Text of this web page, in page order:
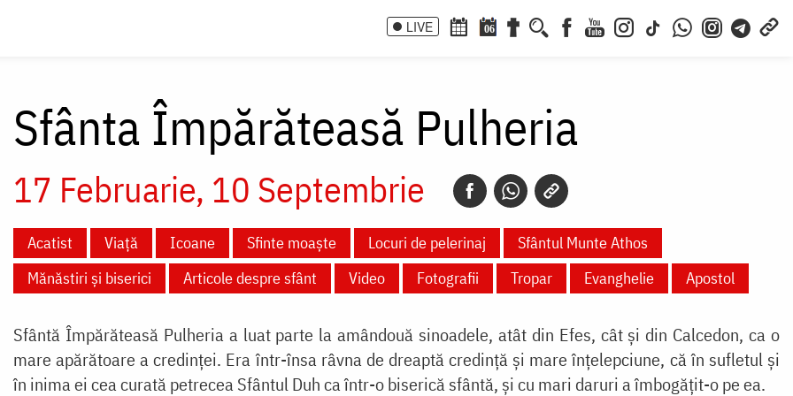
LIVE 06
Sfânta Împărăteasă Pulheria
17 Februarie 10 Septembrie
Acatist Viață Icoane Sfinte moaște Locuri de pelerinaj
Sfântul Munte Athos
Mănăstiri și biserici
Articole despre sfânt Video Fotografii Tropar Evanghelie Apostol
Sfântă Împărăteasă Pulheria a luat parte la amândouă sinoadele, atât din Efes, cât și din Calcedon, ca o
mare apărătoare a credinței. Era într-însa râvna de dreaptă credință și mare înțelepciune, că în sufletul și
în inima ei cea curată petrecea Sfântul Duh ca într-o biserică sfântă, și cu mari daruri a îmbogățit-o pe ea.